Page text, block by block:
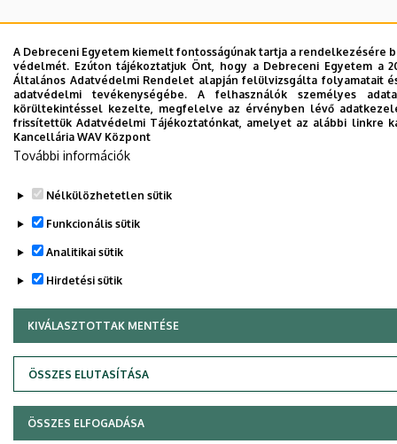
A Debreceni Egyetem kiemelt fontosságúnak tartja a
védelmét. Ezúton tájékoztatjuk Önt, hogy a Debreceni Egyetem a
Általános Adatvédelmi Rendelet alapján felülvizsgálta folyamatait
adatvédelmi tevékenységébe. A felhasználók személyes
körültekintéssel kezelte, megfelelve az érvényben lévő
frissítettük Adatvédelmi Tájékoztatónkat, amelyet az alábbi linkre
Kancellária WAV Központ
További információk
Nélkülözhetetlen sütik
Funkcionális sütik
Analitikai sütik
Hirdetési sütik
KIVÁLASZTOTTAK MENTÉSE
ÖSSZES ELUTASÍTÁSA
WITHDRAW CONSENT
ÖSSZES ELFOGADÁSA